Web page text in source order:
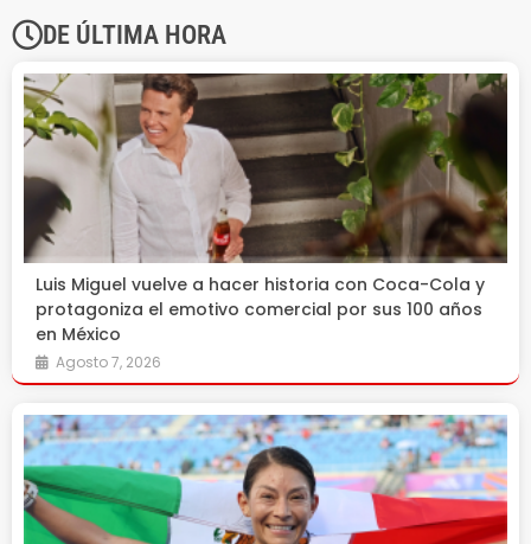
DE ÚLTIMA HORA
Luis Miguel vuelve a hacer historia con Coca-Cola y
protagoniza el emotivo comercial por sus 100 años
en México
Agosto 7, 2026